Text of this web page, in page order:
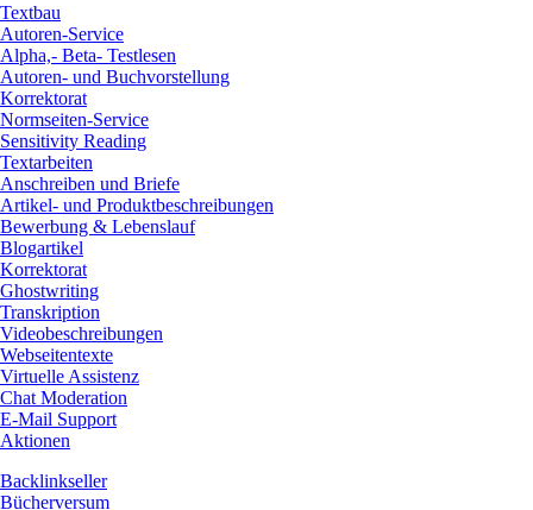
oben
scrollen
Textbau
Autoren-Service
Alpha,- Beta- Testlesen
Autoren- und Buchvorstellung
Korrektorat
Normseiten-Service
Sensitivity Reading
Textarbeiten
Anschreiben und Briefe
Artikel- und Produktbeschreibungen
Bewerbung & Lebenslauf
Blogartikel
Korrektorat
Ghostwriting
Transkription
Videobeschreibungen
Webseitentexte
Virtuelle Assistenz
Chat Moderation
E-Mail Support
Aktionen
Backlinkseller
Bücherversum